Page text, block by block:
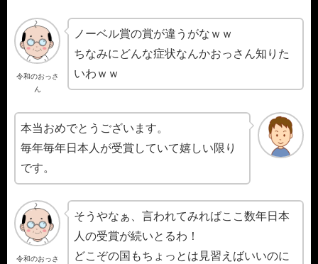
令和のおっさ
ん
ノーベル賞の賞が違うがなｗｗ
ちなみにどんな症状なんかおっさん知りた
いわｗｗ
本当おめでとうございます。
毎年毎年日本人が受賞していて嬉しい限り
です。
令和のおっさ
そうやなぁ、言われてみればここ数年日本
人の受賞が続いとるわ！
どこぞの国もちょっとは見習えばいいのに